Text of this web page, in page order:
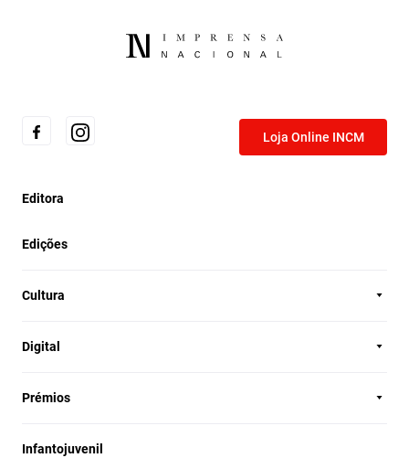
Loja Online INCM
Editora
Edições
Cultura
Digital
Prémios
Infantojuvenil